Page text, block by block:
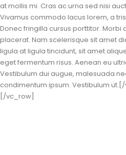
at mollis mi. Cras ac urna sed nisi
Vivamus commodo lacus lorem, a
Donec fringilla cursus porttitor. Morbi
placerat. Nam scelerisque sit amet
ligula at ligula tincidunt, sit amet
eget fermentum risus. Aenean eu
Vestibulum dui augue, malesuada
condimentum ipsum. Vestibulum
[/vc_row]